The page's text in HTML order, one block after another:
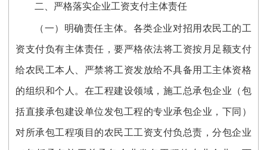
二、严格落实企业工资支付主体责任
（一）明确责任主体。各类企业对招用农民工的工
资支付负有主体责任，要严格依法将工资按月足额支付
给农民工本人、严禁将工资发放给不具备用工主体资格
的组织和个人。在工程建设领域，施工总承包企业（包
括直接承包建设单位发包工程的专业承包企业，下同）
对所承包工程项目的农民工工资支付负总责，分包企业